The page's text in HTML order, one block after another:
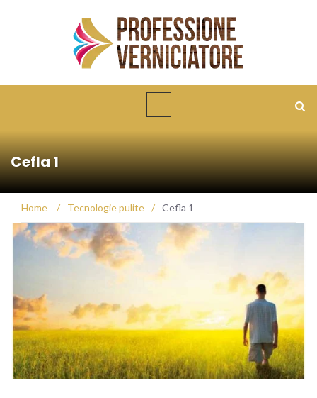
Cefla 1
Home / Tecnologie pulite / Cefla 1